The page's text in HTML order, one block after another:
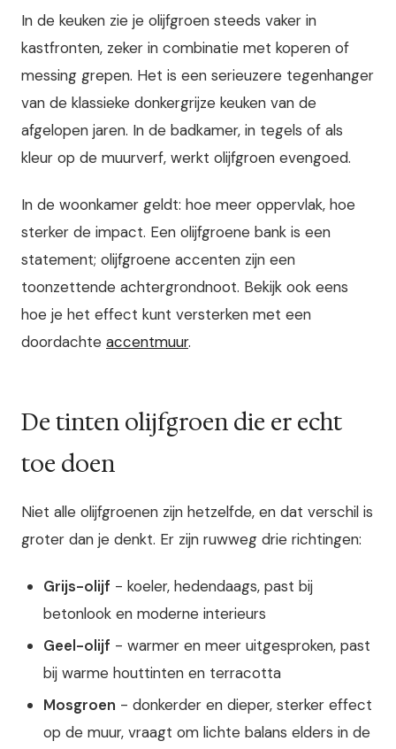
In de keuken zie je olijfgroen steeds vaker in
kastfronten, zeker in combinatie met koperen of
messing grepen. Het is een serieuzere tegenhanger
van de klassieke donkergrijze keuken van de
afgelopen jaren. In de badkamer, in tegels of als
kleur op de muurverf, werkt olijfgroen evengoed.
In de woonkamer geldt: hoe meer oppervlak, hoe
sterker de impact. Een olijfgroene bank is een
statement; olijfgroene accenten zijn een
toonzettende achtergrondnoot. Bekijk ook eens
hoe je het effect kunt versterken met een
doordachte accentmuur.
De tinten olijfgroen die er echt
toe doen
Niet alle olijfgroenen zijn hetzelfde, en dat verschil is
groter dan je denkt. Er zijn ruwweg drie richtingen:
Grijs-olijf - koeler, hedendaags, past bij
betonlook en moderne interieurs
Geel-olijf - warmer en meer uitgesproken, past
bij warme houttinten en terracotta
Mosgroen - donkerder en dieper, sterker effect
op de muur, vraagt om lichte balans elders in de